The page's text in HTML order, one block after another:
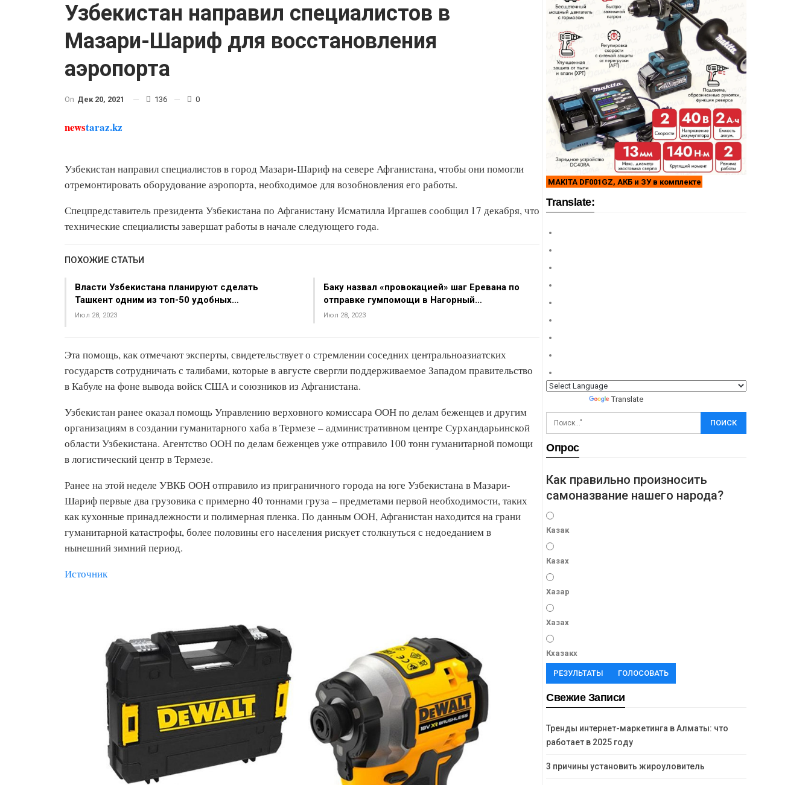
Узбекистан направил специалистов в
Мазари-Шариф для восстановления
аэропорта
On Дек 20, 2021 136 0
newstaraz.kz
Узбекистан направил специалистов в город Мазари-Шариф на севере Афганистана, чтобы они помогли
отремонтировать оборудование аэропорта, необходимое для возобновления его работы.
Спецпредставитель президента Узбекистана по Афганистану Исматилла Иргашев сообщил 17 декабря, что
технические специалисты завершат работы в начале следующего года.
ПОХОЖИЕ СТАТЬИ
Власти Узбекистана планируют сделать
Ташкент одним из топ-50 удобных…
Июл 28, 2023
Баку назвал «провокацией» шаг Еревана по
отправке гумпомощи в Нагорный…
Июл 28, 2023
Эта помощь, как отмечают эксперты, свидетельствует о стремлении соседних центральноазиатских
государств сотрудничать с талибами, которые в августе свергли поддерживаемое Западом правительство
в Кабуле на фоне вывода войск США и союзников из Афганистана.
Узбекистан ранее оказал помощь Управлению верховного комиссара ООН по делам беженцев и другим
организациям в создании гуманитарного хаба в Термезе – административном центре Сурхандарьинской
области Узбекистана. Агентство ООН по делам беженцев уже отправило 100 тонн гуманитарной помощи
в логистический центр в Термезе.
Ранее на этой неделе УВКБ ООН отправило из приграничного города на юге Узбекистана в Мазари-
Шариф первые два грузовика с примерно 40 тоннами груза – предметами первой необходимости, таких
как кухонные принадлежности и полимерная пленка. По данным ООН, Афганистан находится на грани
гуманитарной катастрофы, более половины его населения рискует столкнуться с недоеданием в
нынешний зимний период.
Источник
MAKITA DF001GZ, АКБ и ЗУ в комплекте
Translate:
Translate
Опрос
Как правильно произносить
самоназвание нашего народа?
Казак
Казах
Хазар
Хазах
Кхазакх
РЕЗУЛЬТАТЫ ГОЛОСОВАТЬ
Свежие Записи
Тренды интернет-маркетинга в Алматы: что
работает в 2025 году
3 причины установить жироуловитель